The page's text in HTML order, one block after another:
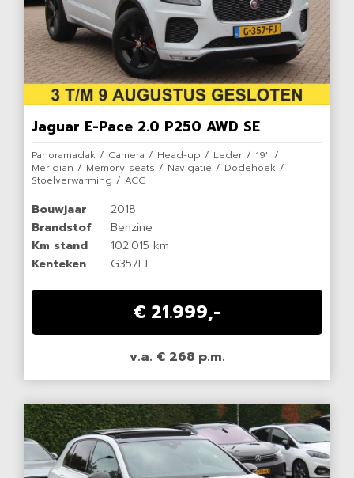
Jaguar E-Pace 2.0 P250 AWD SE
Panoramadak / Camera / Head-up / Leder / 19'' /
Meridian / Memory seats / Navigatie / Dodehoek /
Stoelverwarming / ACC
Bouwjaar
2018
Brandstof
Benzine
Km stand
102.015 km
Kenteken
G357FJ
€ 21.999,-
v.a. € 268 p.m.